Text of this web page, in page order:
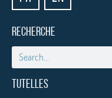
RECHERCHE
TUTELLES